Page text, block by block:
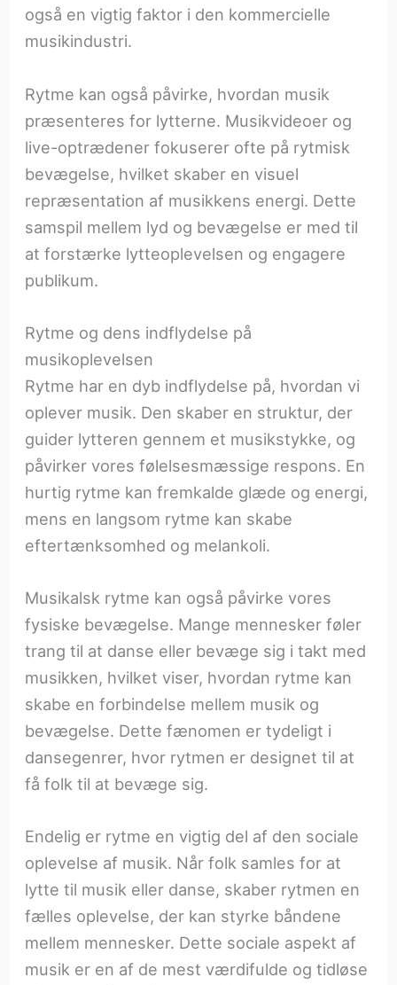
også en vigtig faktor i den kommercielle
musikindustri.
Rytme kan også påvirke, hvordan musik
præsenteres for lytterne. Musikvideoer og
live-optrædener fokuserer ofte på rytmisk
bevægelse, hvilket skaber en visuel
repræsentation af musikkens energi. Dette
samspil mellem lyd og bevægelse er med til
at forstærke lytteoplevelsen og engagere
publikum.
Rytme og dens indflydelse på
musikoplevelsen
Rytme har en dyb indflydelse på, hvordan vi
oplever musik. Den skaber en struktur, der
guider lytteren gennem et musikstykke, og
påvirker vores følelsesmæssige respons. En
hurtig rytme kan fremkalde glæde og energi,
mens en langsom rytme kan skabe
eftertænksomhed og melankoli.
Musikalsk rytme kan også påvirke vores
fysiske bevægelse. Mange mennesker føler
trang til at danse eller bevæge sig i takt med
musikken, hvilket viser, hvordan rytme kan
skabe en forbindelse mellem musik og
bevægelse. Dette fænomen er tydeligt i
dansegenrer, hvor rytmen er designet til at
få folk til at bevæge sig.
Endelig er rytme en vigtig del af den sociale
oplevelse af musik. Når folk samles for at
lytte til musik eller danse, skaber rytmen en
fælles oplevelse, der kan styrke båndene
mellem mennesker. Dette sociale aspekt af
musik er en af de mest værdifulde og tidløse